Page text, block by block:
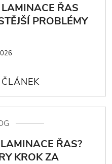
LAMINACE ŘAS
PROBLÉMY
ŘAS?
KROK ZA